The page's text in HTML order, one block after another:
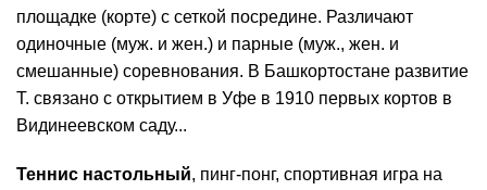
площадке (корте) с сеткой посредине. Различают
одиночные (муж. и жен.) и парные (муж., жен. и
смешанные) соревнования. В Башкортостане развитие
Т. связано с открытием в Уфе в 1910 первых кортов в
Видинеевском саду...
Теннис настольный, пинг-понг, спортивная игра на